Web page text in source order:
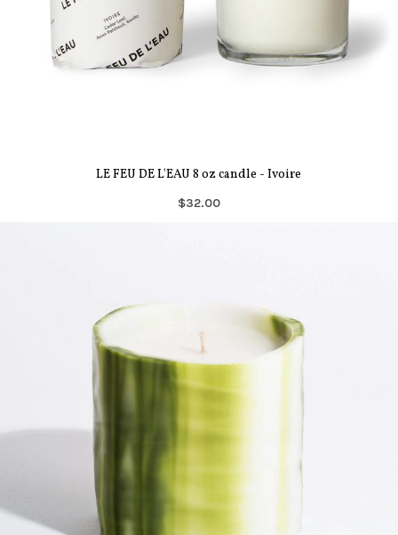
LE FEU DE L'EAU 8 oz candle - Ivoire
$32.00